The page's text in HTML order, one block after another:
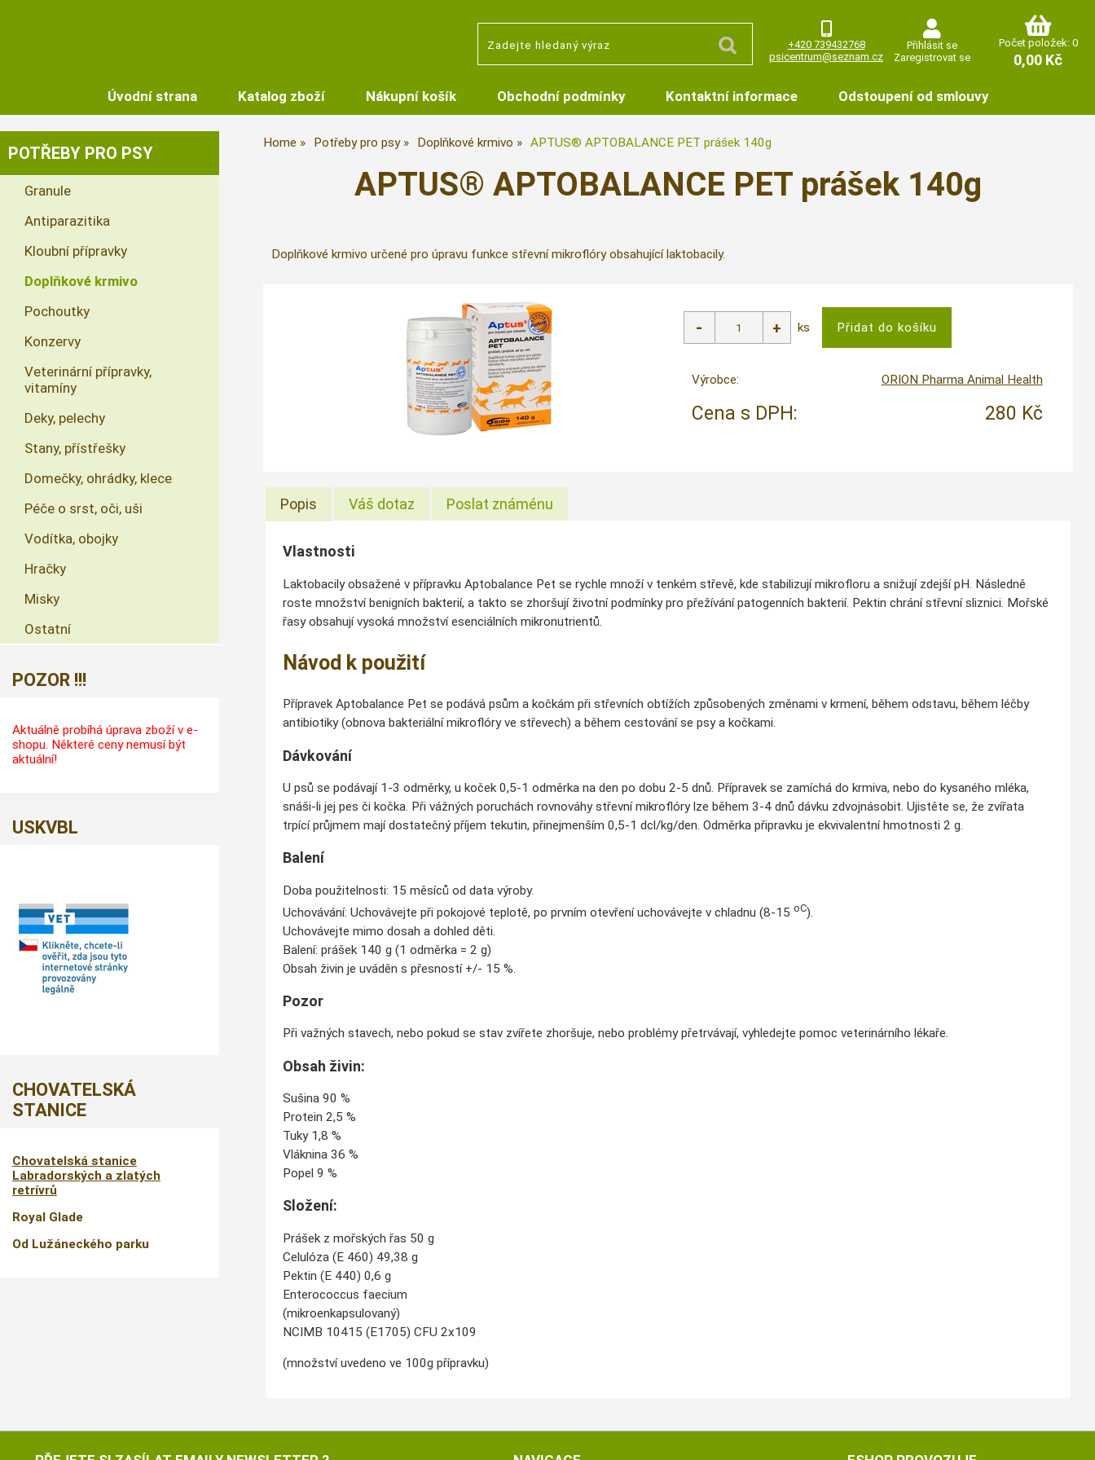
+420 739432768
psicentrum@seznam.cz
Přihlásit se
Zaregistrovat se
Počet položek: 0
0,00 Kč
Úvodní strana Katalog zboží Nákupní košík Obchodní podmínky Kontaktní informace Odstoupení od smlouvy
Home Potřeby pro psy Doplňkové krmivo APTUS® APTOBALANCE PET prášek 140g
APTUS® APTOBALANCE PET prášek 140g
Doplňkové krmivo určené pro úpravu funkce střevní mikroflóry obsahující laktobacily.
ks
Výrobce: ORION Pharma Animal Health
Cena s DPH: 280 Kč
Popis Váš dotaz Poslat známénu
Vlastnosti
Laktobacily obsažené v přípravku Aptobalance Pet se rychle množí v tenkém střevě, kde stabilizují mikrofloru a snižují zdejší pH. Následně
roste množství benigních bakterií, a takto se zhoršují životní podmínky pro přežívání patogenních bakterií. Pektin chrání střevní sliznici. Mořské
řasy obsahují vysoká množství esenciálních mikronutrientů.
Návod k použití
Přípravek Aptobalance Pet se podává psům a kočkám při střevních obtížích způsobených změnami v krmení, během odstavu, během léčby
antibiotiky (obnova bakteriální mikroflóry ve střevech) a během cestování se psy a kočkami.
Dávkování
U psů se podávají 1-3 odměrky, u koček 0,5-1 odměrka na den po dobu 2-5 dnů. Přípravek se zamíchá do krmiva, nebo do kysaného mléka,
snáši-li jej pes či kočka. Při vážných poruchách rovnováhy střevní mikroflóry lze během 3-4 dnů dávku zdvojnásobit. Ujistěte se, že zvířata
trpící průjmem mají dostatečný příjem tekutin, přinejmenším 0,5-1 dcl/kg/den. Odměrka připravku je ekvivalentní hmotnosti 2 g.
Balení
Doba použitelnosti: 15 měsíců od data výroby.
Uchovávání: Uchovávejte při pokojové teplotě, po prvním otevření uchovávejte v chladnu (8-15oC).
Uchovávejte mimo dosah a dohled děti.
Balení: prášek 140 g (1 odměrka = 2 g)
Obsah živin je uváděn s přesností +/- 15 %.
Pozor
Při važných stavech, nebo pokud se stav zvířete zhoršuje, nebo problémy přetrvávají, vyhledejte pomoc veterinárního lékaře.
Obsah živin:
Sušina 90 %
Protein 2,5 %
Tuky 1,8 %
Vláknina 36 %
Popel 9 %
Složení:
Prášek z mořských řas 50 g
Celulóza (E 460) 49,38 g
Pektin (E 440) 0,6 g
Enterococcus faecium
(mikroenkapsulovaný)
NCIMB 10415 (E1705) CFU 2x109
(množství uvedeno ve 100g přípravku)
POTŘEBY PRO PSY
Granule
Antiparazitika
Kloubní přípravky
Doplňkové krmivo
Pochoutky
Konzervy
Veterinární přípravky,
vitamíny
Deky, pelechy
Stany, přístřešky
Domečky, ohrádky, klece
Péče o srst, oči, uši
Vodítka, obojky
Hračky
Misky
Ostatní
POZOR !!!
Aktuálně probíhá úprava zboží v e-
shopu. Některé ceny nemusí být
aktuální!
USKVBL
CHOVATELSKÁ
STANICE
Chovatelská stanice
Labradorských a zlatých
retrívrů
Royal Glade
Od Lužáneckého parku